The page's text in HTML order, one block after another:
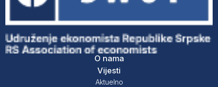
O nama
Vijesti
Aktuelno